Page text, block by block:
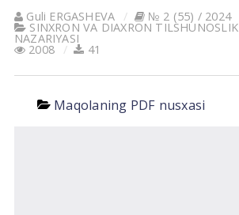
Guli ERGАSHEVА № 2 (55) / 2024
SINXRON VА DIАXRON TILSHUNOSLIK
NАZАRIYASI
2008 41
Maqolaning PDF nusxasi